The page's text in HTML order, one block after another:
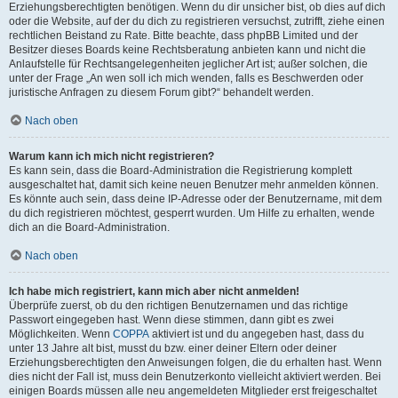
Erziehungsberechtigten benötigen. Wenn du dir unsicher bist, ob dies auf dich
oder die Website, auf der du dich zu registrieren versuchst, zutrifft, ziehe einen
rechtlichen Beistand zu Rate. Bitte beachte, dass phpBB Limited und der
Besitzer dieses Boards keine Rechtsberatung anbieten kann und nicht die
Anlaufstelle für Rechtsangelegenheiten jeglicher Art ist; außer solchen, die
unter der Frage „An wen soll ich mich wenden, falls es Beschwerden oder
juristische Anfragen zu diesem Forum gibt?“ behandelt werden.
Nach oben
Warum kann ich mich nicht registrieren?
Es kann sein, dass die Board-Administration die Registrierung komplett
ausgeschaltet hat, damit sich keine neuen Benutzer mehr anmelden können.
Es könnte auch sein, dass deine IP-Adresse oder der Benutzername, mit dem
du dich registrieren möchtest, gesperrt wurden. Um Hilfe zu erhalten, wende
dich an die Board-Administration.
Nach oben
Ich habe mich registriert, kann mich aber nicht anmelden!
Überprüfe zuerst, ob du den richtigen Benutzernamen und das richtige
Passwort eingegeben hast. Wenn diese stimmen, dann gibt es zwei
Möglichkeiten. Wenn COPPA aktiviert ist und du angegeben hast, dass du
unter 13 Jahre alt bist, musst du bzw. einer deiner Eltern oder deiner
Erziehungsberechtigten den Anweisungen folgen, die du erhalten hast. Wenn
dies nicht der Fall ist, muss dein Benutzerkonto vielleicht aktiviert werden. Bei
einigen Boards müssen alle neu angemeldeten Mitglieder erst freigeschaltet